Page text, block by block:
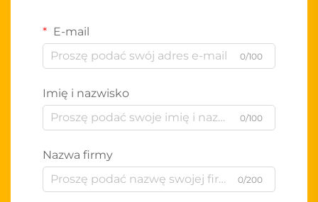
E-mail
0/100
Imię i nazwisko
0/100
Nazwa firmy
0/200